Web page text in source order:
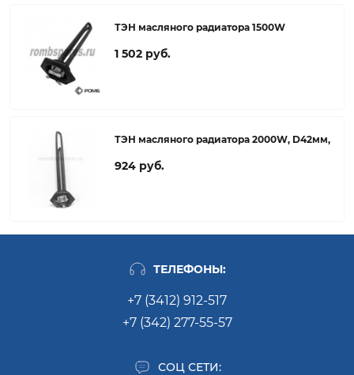
ТЭН масляного радиатора 1500W
1 502 руб.
ТЭН масляного радиатора 2000W, D42мм,
924 руб.
ТЕЛЕФОНЫ:
+7 (3412) 912-517
+7 (342) 277-55-57
СОЦ СЕТИ: